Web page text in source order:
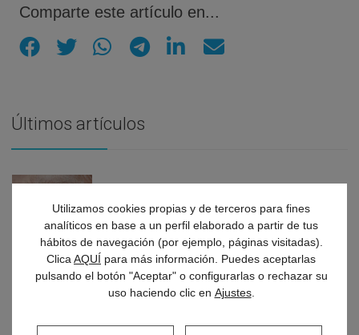
Comparte este artículo en...
Últimos artículos
cambiar tu visión y cómo detectarlas a
tiempo
Mareos constantes: descubre qué hay
Utilizamos cookies propias y de terceros para fines
analíticos en base a un perfil elaborado a partir de tus
hábitos de navegación (por ejemplo, páginas visitadas).
Clica AQUÍ para más información. Puedes aceptarlas
pulsando el botón "Aceptar" o configurarlas o rechazar su
uso haciendo clic en Ajustes.